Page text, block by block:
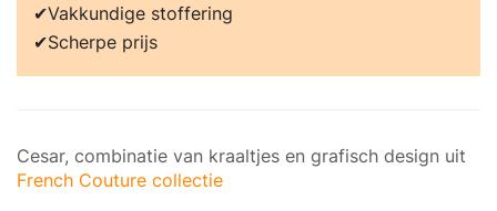
Vakkundige stoffering
Scherpe prijs
Cesar, combinatie van kraaltjes en grafisch design uit
French Couture collectie